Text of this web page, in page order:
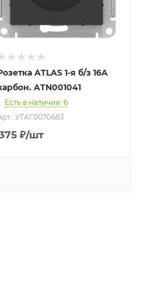
ATLAS 1-я б/з 16A
ATN001041
Есть в наличии: 6
УТАГ0070683
₽/шт